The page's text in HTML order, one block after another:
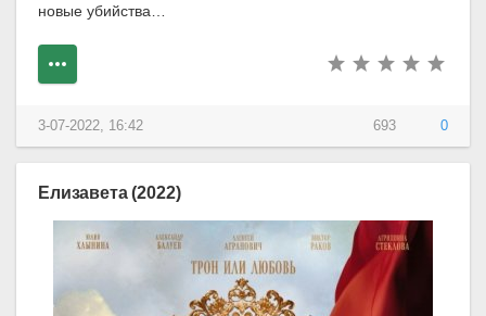
новые убийства…
693 0
3-07-2022, 16:42
Елизавета (2022)